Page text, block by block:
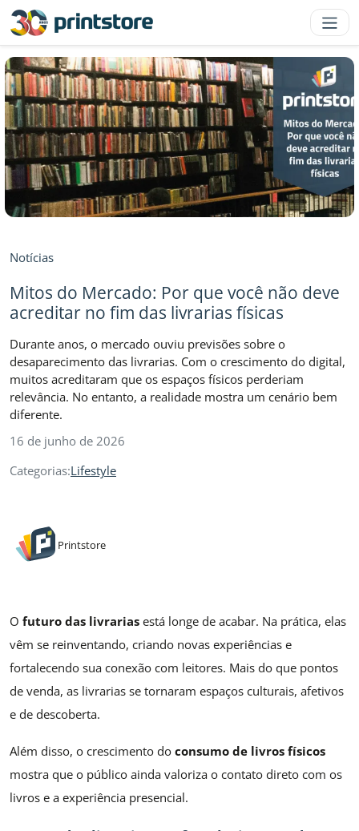
Notícias
Mitos do Mercado: Por que você não deve
acreditar no fim das livrarias físicas
Durante anos, o mercado ouviu previsões sobre o
desaparecimento das livrarias. Com o crescimento do digital,
muitos acreditaram que os espaços físicos perderiam
relevância. No entanto, a realidade mostra um cenário bem
diferente.
16 de junho de 2026
Categorias:Lifestyle
Printstore
O futuro das livrarias está longe de acabar. Na prática, elas
vêm se reinventando, criando novas experiências e
fortalecendo sua conexão com leitores. Mais do que pontos
de venda, as livrarias se tornaram espaços culturais, afetivos
e de descoberta.
Além disso, o crescimento do consumo de livros físicos
mostra que o público ainda valoriza o contato direto com os
livros e a experiência presencial.